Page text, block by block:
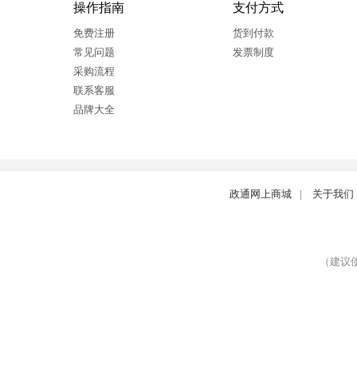
操作指南
免费注册
常见问题
采购流程
联系客服
品牌大全
支付方式
货到付款
发票制度
政通网上商城 | 关于我们
（建